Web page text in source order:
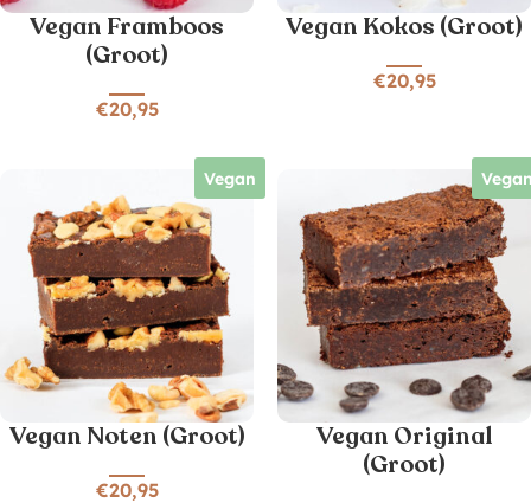
Vegan Framboos
(Groot)
€20,95
Vegan Kokos (Groot)
€20,95
Vegan Noten (Groot)
€20,95
Vegan
Vegan Original
(Groot)